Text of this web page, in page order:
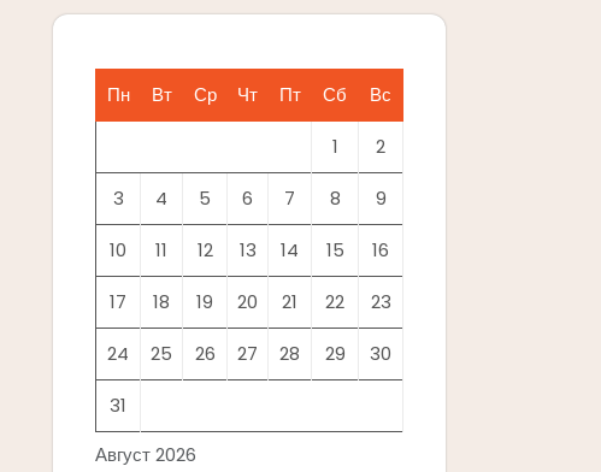
Август 2026
Пн Вт Ср Чт Пт Сб Вс
1 2
3 4 5 6 7 8 9
10 11 12 13 14 15 16
17 18 19 20 21 22 23
24 25 26 27 28 29 30
31